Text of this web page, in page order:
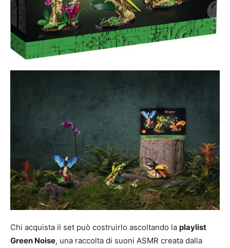
Chi acquista il set può costruirlo ascoltando la playlist
Green Noise, una raccolta di suoni ASMR creata dalla